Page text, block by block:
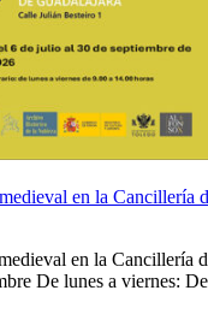
en la Cancillería
en la Cancillería
De lunes a viernes: De